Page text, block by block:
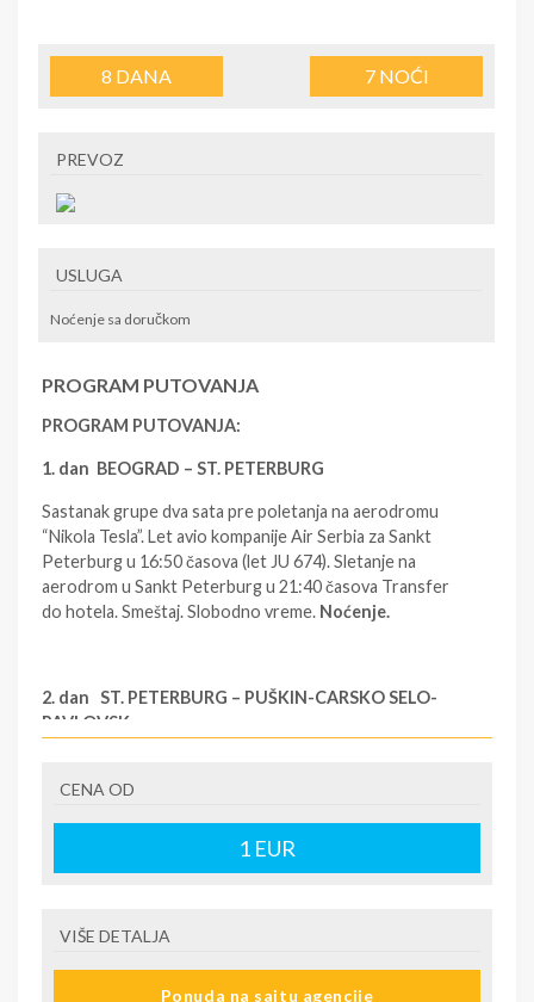
8 DANA 7NOĆI
PREVOZ
USLUGA
Noćenje sa doručkom
PROGRAM PUTOVANJA
PROGRAM PUTOVANJA:
1. dan BEOGRAD – ST. PETERBURG
Sastanak grupe dva sata pre poletanja na aerodromu
“Nikola Tesla”. Let avio kompanije Air Serbia za Sankt
Peterburg u 16:50 časova (let JU 674). Sletanje na
aerodrom u Sankt Peterburg u 21:40 časova Transfer
do hotela. Smeštaj. Slobodno vreme. Noćenje.
2. dan ST. PETERBURG – PUŠKIN-CARSKO SELO-
PAVLOVSK
letnja rezidencija Ekaterine Velike, prekrasan dvorac i
sjajem umetničkih predmeta od poludragog kamena,
dvorcu vratila stari sjaj.
Ekatarine Velike svome sinu Pavlu I krajem XVIII veka.
Ova letnja carska rezidencija je jedna od najbolje
CENA OD
1 EUR
VIŠE DETALJA
Ponuda na sajtu agencije